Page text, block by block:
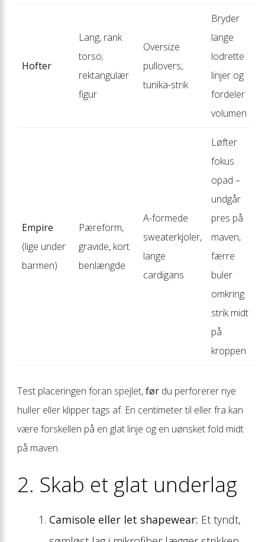
Hofter
Lang, rank
torso;
rektangulær
figur
Oversize
pullovers,
tunika-strik
Bryder
lange
lodrette
linjer og
fordeler
volumen
Empire
(lige under
barmen)
Pæreform,
gravide, kort
benlængde
A-formede
sweaterkjoler,
lange
cardigans
Løfter
fokus
opad –
undgår
pres på
maven,
færre
buler
omkring
strik midt
på
kroppen
Test placeringen foran spejlet,før du perforerer nye
huller eller klipper tags af. En centimeter til eller fra kan
være forskellen på en glat linje og en uønsket fold midt
på maven.
2. Skab et glat underlag
Camisole eller let shapewear: Et tyndt,